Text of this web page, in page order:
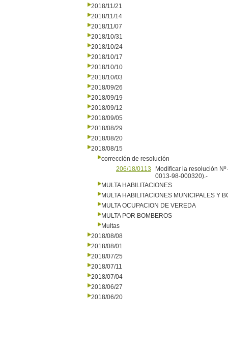
2018/11/21
2018/11/14
2018/11/07
2018/10/31
2018/10/24
2018/10/17
2018/10/10
2018/10/03
2018/09/26
2018/09/19
2018/09/12
2018/09/05
2018/08/29
2018/08/20
2018/08/15
corrección de resolución
206/18/0113
Modificar la resolución
0013-98-000320).-
MULTA HABILITACIONES
MULTA HABILITACIONES MUNICIPALES Y
MULTA OCUPACION DE VEREDA
MULTA POR BOMBEROS
Multas
2018/08/08
2018/08/01
2018/07/25
2018/07/11
2018/07/04
2018/06/27
2018/06/20